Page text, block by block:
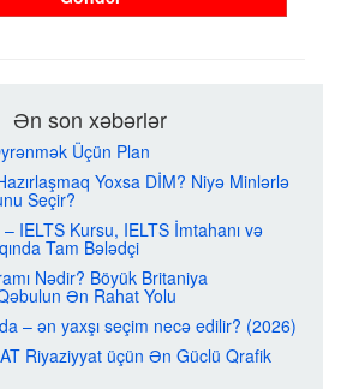
Ən son xəbərlər
Üçün Plan
Yoxsa DİM? Niyə Minlərlə
Seçir?
IELTS Kursu, IELTS İmtahanı və
Tam Bələdçi
Nədir? Böyük Britaniya
Ən Rahat Yolu
– ən yaxşı seçim necə edilir? (2026)
Riyaziyyat üçün Ən Güclü Qrafik